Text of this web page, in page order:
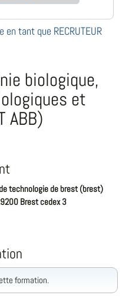
tant que RECRUTEUR
biologique,
et
ABB)
technologie de brest (brest)
Brest cedex 3
formation.